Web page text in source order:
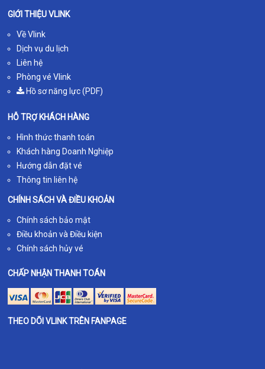
GIỚI THIỆU VLINK
Về Vlink
Dịch vụ du lịch
Liên hệ
Phòng vé Vlink
Hồ sơ năng lực (PDF)
HỖ TRỢ KHÁCH HÀNG
Hình thức thanh toán
Khách hàng Doanh Nghiệp
Hướng dẫn đặt vé
Thông tin liên hệ
CHÍNH SÁCH VÀ ĐIỀU KHOẢN
Chính sách bảo mật
Điều khoản và Điều kiện
Chính sách hủy vé
CHẤP NHẬN THANH TOÁN
THEO DÕI VLINK TRÊN FANPAGE